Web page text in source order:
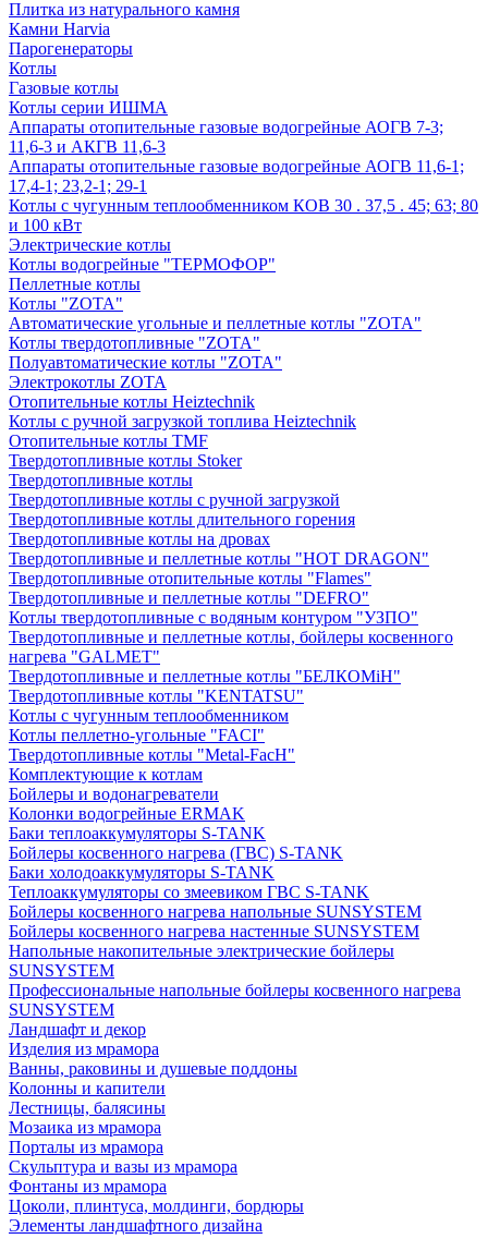
Плитка из натурального камня
Камни Harvia
Парогенераторы
Котлы
Газовые котлы
Котлы серии ИШМА
Аппараты отопительные газовые водогрейные АОГВ 7-3;
11,6-3 и АКГВ 11,6-3
Аппараты отопительные газовые водогрейные АОГВ 11,6-1;
17,4-1; 23,2-1; 29-1
Котлы с чугунным теплообменником КОВ 30 . 37,5 . 45; 63; 80
и 100 кВт
Электрические котлы
Котлы водогрейные "ТЕРМОФОР"
Пеллетные котлы
Котлы "ZOTA"
Автоматические угольные и пеллетные котлы "ZOTA"
Котлы твердотопливные "ZOTA"
Полуавтоматические котлы "ZOTA"
Электрокотлы ZOTA
Отопительные котлы Heiztechnik
Котлы с ручной загрузкой топлива Heiztechnik
Отопительные котлы TMF
Твердотопливные котлы Stoker
Твердотопливные котлы
Твердотопливные котлы с ручной загрузкой
Твердотопливные котлы длительного горения
Твердотопливные котлы на дровах
Твердотопливные и пеллетные котлы "HOT DRAGON"
Твердотопливные отопительные котлы "Flames"
Твердотопливные и пеллетные котлы "DEFRO"
Котлы твердотопливные с водяным контуром "УЗПО"
Твердотопливные и пеллетные котлы, бойлеры косвенного
нагрева "GALMET"
Твердотопливные и пеллетные котлы "БЕЛКОМiН"
Твердотопливные котлы "KENTATSU"
Котлы с чугунным теплообменником
Котлы пеллетно-угольные "FACI"
Твердотопливные котлы "Metal-FacH"
Комплектующие к котлам
Бойлеры и водонагреватели
Колонки водогрейные ERMAK
Баки теплоаккумуляторы S-TANK
Бойлеры косвенного нагрева (ГВС) S-TANK
Баки холодоаккумуляторы S-TANK
Теплоаккумуляторы со змеевиком ГВС S-TANK
Бойлеры косвенного нагрева напольные SUNSYSTEM
Бойлеры косвенного нагрева настенные SUNSYSTEM
Напольные накопительные электрические бойлеры
SUNSYSTEM
Профессиональные напольные бойлеры косвенного нагрева
SUNSYSTEM
Ландшафт и декор
Изделия из мрамора
Ванны, раковины и душевые поддоны
Колонны и капители
Лестницы, балясины
Мозаика из мрамора
Порталы из мрамора
Скульптура и вазы из мрамора
Фонтаны из мрамора
Цоколи, плинтуса, молдинги, бордюры
Элементы ландшафтного дизайна